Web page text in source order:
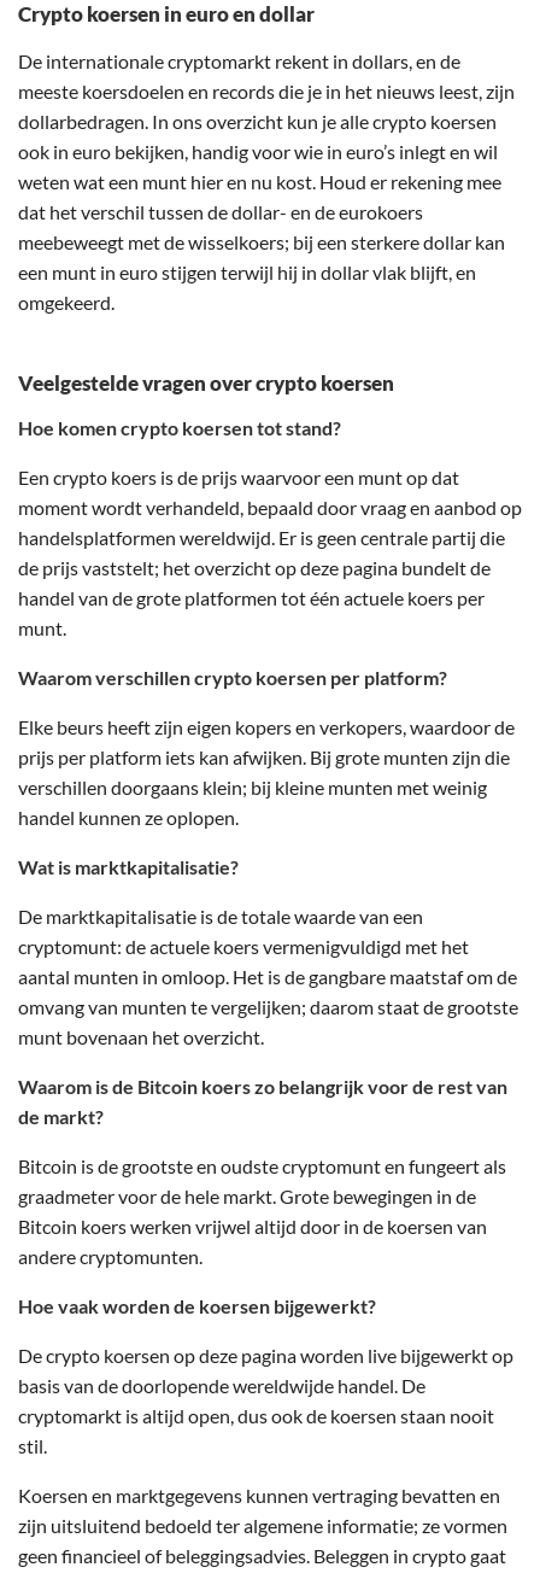
Crypto koersen in euro en dollar
De internationale cryptomarkt rekent in dollars, en de
meeste koersdoelen en records die je in het nieuws leest, zijn
dollarbedragen. In ons overzicht kun je alle crypto koersen
ook in euro bekijken, handig voor wie in euro’s inlegt en wil
weten wat een munt hier en nu kost. Houd er rekening mee
dat het verschil tussen de dollar- en de eurokoers
meebeweegt met de wisselkoers; bij een sterkere dollar kan
een munt in euro stijgen terwijl hij in dollar vlak blijft, en
omgekeerd.
Veelgestelde vragen over crypto koersen
Hoe komen crypto koersen tot stand?
Een crypto koers is de prijs waarvoor een munt op dat
moment wordt verhandeld, bepaald door vraag en aanbod op
handelsplatformen wereldwijd. Er is geen centrale partij die
de prijs vaststelt; het overzicht op deze pagina bundelt de
handel van de grote platformen tot één actuele koers per
munt.
Waarom verschillen crypto koersen per platform?
Elke beurs heeft zijn eigen kopers en verkopers, waardoor de
prijs per platform iets kan afwijken. Bij grote munten zijn die
verschillen doorgaans klein; bij kleine munten met weinig
handel kunnen ze oplopen.
Wat is marktkapitalisatie?
De marktkapitalisatie is de totale waarde van een
cryptomunt: de actuele koers vermenigvuldigd met het
aantal munten in omloop. Het is de gangbare maatstaf om de
omvang van munten te vergelijken; daarom staat de grootste
munt bovenaan het overzicht.
Waarom is de Bitcoin koers zo belangrijk voor de rest van
de markt?
Bitcoin is de grootste en oudste cryptomunt en fungeert als
graadmeter voor de hele markt. Grote bewegingen in de
Bitcoin koers werken vrijwel altijd door in de koersen van
andere cryptomunten.
Hoe vaak worden de koersen bijgewerkt?
De crypto koersen op deze pagina worden live bijgewerkt op
basis van de doorlopende wereldwijde handel. De
cryptomarkt is altijd open, dus ook de koersen staan nooit
stil.
Koersen en marktgegevens kunnen vertraging bevatten en
zijn uitsluitend bedoeld ter algemene informatie; ze vormen
geen financieel of beleggingsadvies. Beleggen in crypto gaat